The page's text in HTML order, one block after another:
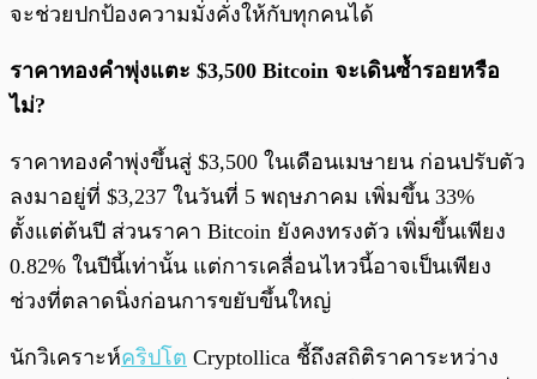
จะช่วยปกป้องความมั่งคั่งให้กับทุกคนได้
ราคาทองคำพุ่งแตะ $3,500 Bitcoin จะเดินซ้ำรอยหรือ
ไม่?
ราคาทองคำพุ่งขึ้นสู่ $3,500 ในเดือนเมษายน ก่อนปรับตัว
ลงมาอยู่ที่ $3,237 ในวันที่ 5 พฤษภาคม เพิ่มขึ้น 33%
ตั้งแต่ต้นปี ส่วนราคา Bitcoin ยังคงทรงตัว เพิ่มขึ้นเพียง
0.82% ในปีนี้เท่านั้น แต่การเคลื่อนไหวนี้อาจเป็นเพียง
ช่วงที่ตลาดนิ่งก่อนการขยับขึ้นใหญ่
นักวิเคราะห์คริปโต Cryptollica ชี้ถึงสถิติราคาระหว่าง